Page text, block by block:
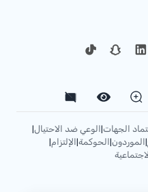
الجهات|الوعي ضد الاحتيال|
|الموردون|الحوكمة|الإلتزام|